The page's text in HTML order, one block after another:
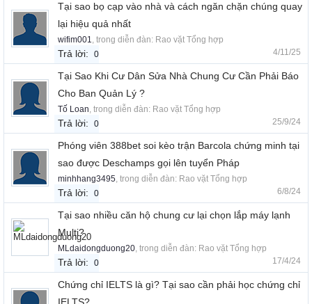
Tại sao bọ cạp vào nhà và cách ngăn chặn chúng quay
lại hiệu quả nhất
wifim001, trong diễn đàn: Rao vặt Tổng hợp
Trả lời: 0 4/11/25
Tại Sao Khi Cư Dân Sửa Nhà Chung Cư Cần Phải Báo
Cho Ban Quản Lý ?
Tố Loan, trong diễn đàn: Rao vặt Tổng hợp
Trả lời: 0 25/9/24
Phóng viên 388bet soi kèo trận Barcola chứng minh tại
sao được Deschamps gọi lên tuyển Pháp
minhhang3495, trong diễn đàn: Rao vặt Tổng hợp
Trả lời: 0 6/8/24
Tại sao nhiều căn hộ chung cư lại chọn lắp máy lạnh
Multi?
MLdaidongduong20, trong diễn đàn: Rao vặt Tổng hợp
Trả lời: 0 17/4/24
Chứng chỉ IELTS là gì? Tại sao cần phải học chứng chỉ